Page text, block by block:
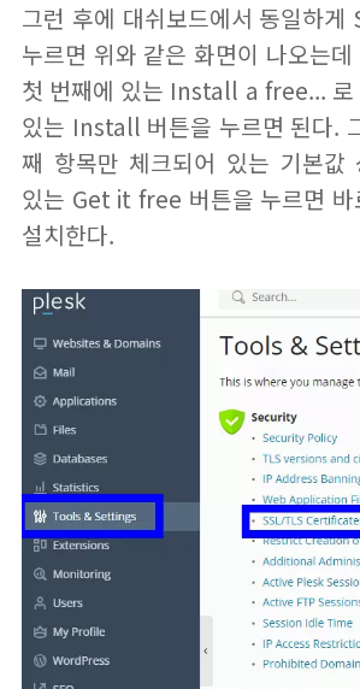
그런 후에 대쉬보드에서 동일하게
누르면 위와 같은 화면이 나오는
첫 번째에 있는 Install a free... 로
있는 Install 버튼을 누르면 된다.
째 항목만 체크되어 있는 기본값
있는 Get it free 버튼을 누르면 바
설치한다.